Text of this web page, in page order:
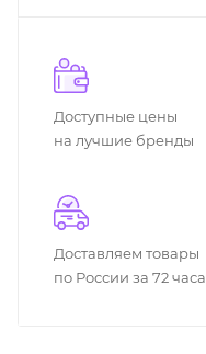
Доступные цены
на лучшие бренды
Доставляем товары
по России за 72 часа